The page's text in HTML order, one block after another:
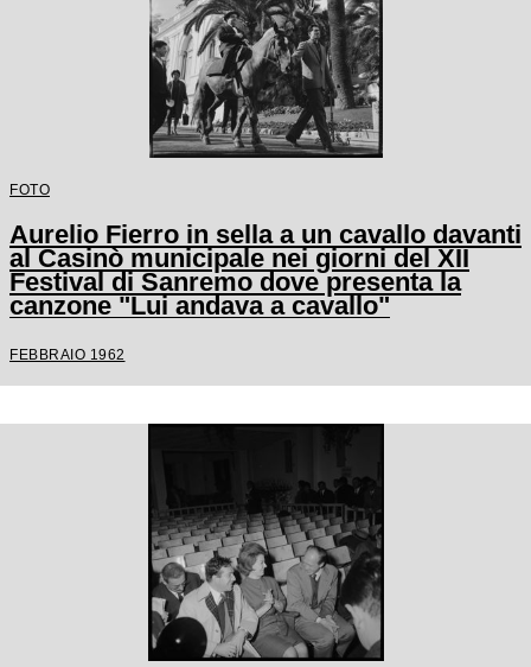
FOTO
Aurelio Fierro in sella a un cavallo davanti
al Casinò municipale nei giorni del XII
Festival di Sanremo dove presenta la
canzone "Lui andava a cavallo"
FEBBRAIO 1962